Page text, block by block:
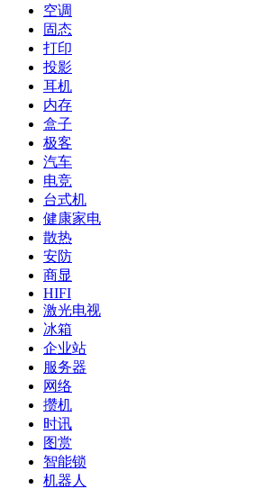
空调
固态
打印
投影
耳机
内存
盒子
极客
汽车
电竞
台式机
健康家电
散热
安防
商显
HIFI
激光电视
冰箱
企业站
服务器
网络
攒机
时讯
图赏
智能锁
机器人